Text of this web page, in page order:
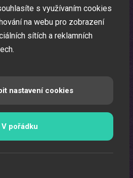
s využívaním cookies
na webu pro zobrazení
sítích a reklamních
nastavení cookies
V pořádku